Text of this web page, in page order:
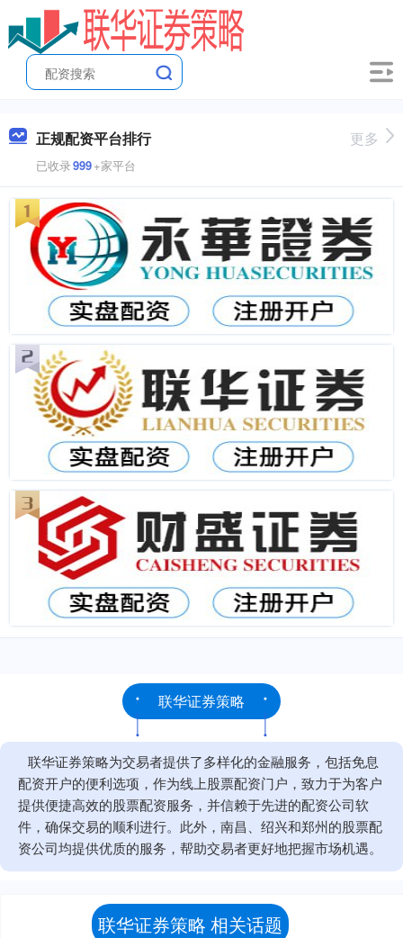
正规配资平台排行
已收录999+家平台
更多
联华证券策略
联华证券策略为交易者提供了多样化的金融服务，包括免息
配资开户的便利选项，作为线上股票配资门户，致力于为客户
提供便捷高效的股票配资服务，并信赖于先进的配资公司软
件，确保交易的顺利进行。此外，南昌、绍兴和郑州的股票配
资公司均提供优质的服务，帮助交易者更好地把握市场机遇。
联华证券策略 相关话题